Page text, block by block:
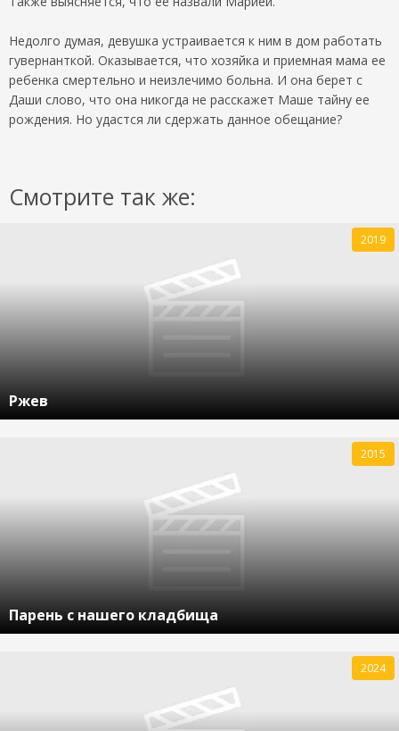
Недолго думая, девушка устраивается к ним в дом работать
гувернанткой. Оказывается, что хозяйка и приемная мама ее
ребенка смертельно и неизлечимо больна. И она берет с
Даши слово, что она никогда не расскажет Маше тайну ее
рождения. Но удастся ли сдержать данное обещание?
Смотрите так же:
Ржев
2019
Парень с нашего кладбища
2015
2024